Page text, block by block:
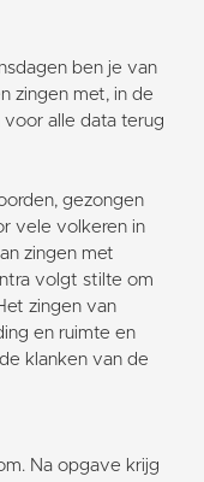
ben je van
zingen met, in de
alle data terug
gezongen
vele volkeren in
zingen met
volgt stilte om
zingen van
en ruimte en
klanken van de
Na opgave krijg